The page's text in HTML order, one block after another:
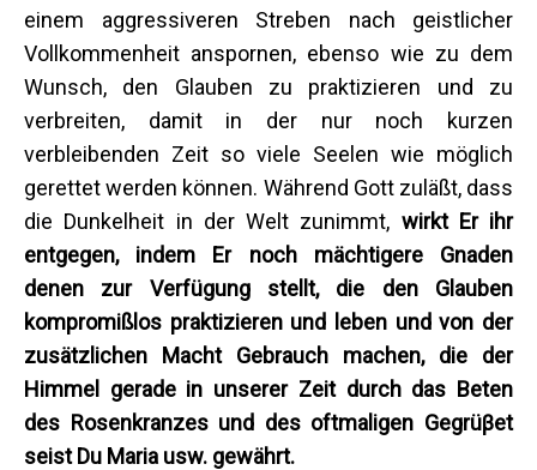
einem aggressiveren Streben nach geistlicher
Vollkommenheit anspornen, ebenso wie zu dem
Wunsch, den Glauben zu praktizieren und zu
verbreiten, damit in der nur noch kurzen
verbleibenden Zeit so viele Seelen wie möglich
gerettet werden können. Während Gott zuläßt, dass
die Dunkelheit in der Welt zunimmt, wirkt Er ihr
entgegen, indem Er noch mächtigere Gnaden
denen zur Verfügung stellt, die den Glauben
kompromißlos praktizieren und leben und von der
zusätzlichen Macht Gebrauch machen, die der
Himmel gerade in unserer Zeit durch das Beten
des Rosenkranzes und des oftmaligen Gegrüβet
seist Du Maria usw. gewährt.